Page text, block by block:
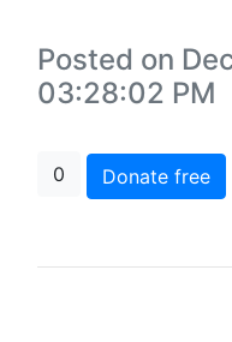
Posted on
03:28:02 PM
0 Donate free